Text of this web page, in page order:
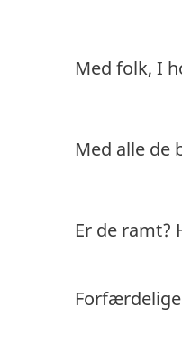
Med folk, I
Med alle de
Er de ramt?